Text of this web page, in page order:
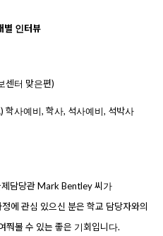
별 인터뷰
센터 맞은편)
학사예비, 학사, 석사예비, 석박사
담당관Mark Bentley씨가
정에 관심 있으신 분은 학교 담당자와의
쭤볼 수 있는 좋은 기회입니다.